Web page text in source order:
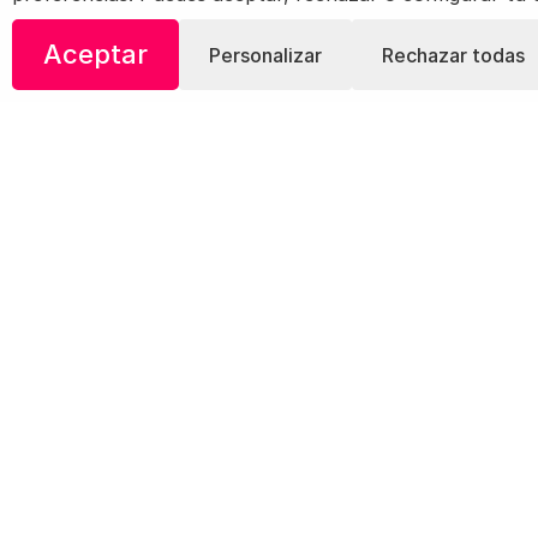
Aceptar Personalizar Rechazar todas